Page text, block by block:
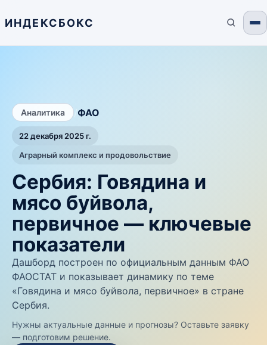
ИНДЕКСБОКС
Аналитика ФАО
22 декабря 2025 г.
Аграрный комплекс и продовольствие
Сербия: Говядина и
мясо буйвола,
первичное — ключевые
показатели
Дашборд построен по официальным данным ФАО
ФАОСТАТ и показывает динамику по теме
«Говядина и мясо буйвола, первичное» в стране
Сербия.
Нужны актуальные данные и прогнозы? Оставьте заявку
— подготовим решение.